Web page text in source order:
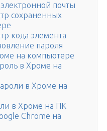
почты
сохраненных
кода элемента
пароля
на компьютере
в Хроме на
в Хроме на
в Хроме на ПК
Chrome на